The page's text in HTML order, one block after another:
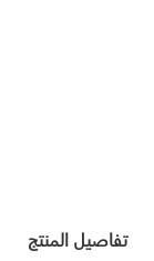
تفاصيل المنتج